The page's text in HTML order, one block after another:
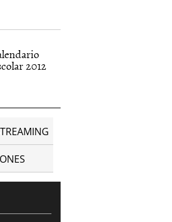
2012